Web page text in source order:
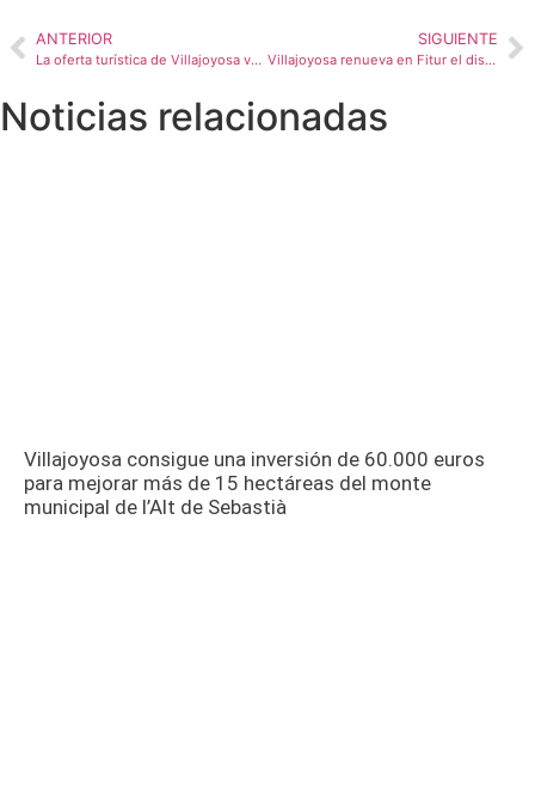
ANTERIOR
La oferta turística de Villajoyosa vuelve a la plaza de Callao de Madrid en forma de cubo digital
SIGUIENTE
Villajoyosa renueva en Fitur el distintivo de Destino Turístico Inteligente (DTI) Adherido
Noticias relacionadas
Villajoyosa consigue una inversión de 60.000 euros
para mejorar más de 15 hectáreas del monte
municipal de l’Alt de Sebastià